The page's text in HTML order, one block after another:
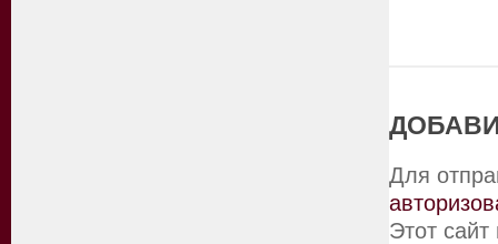
Для
Этот